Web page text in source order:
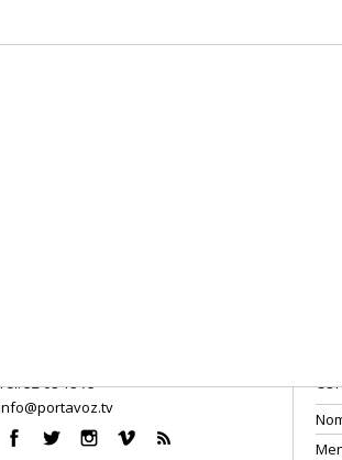
52 08 18 75